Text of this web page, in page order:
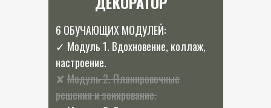
6 ОБУЧАЮЩИХ МОДУЛЕЙ:
✓ Модуль 1. Вдохновение, коллаж,
настроение.
✘Модуль 2. Планировочные
решения и зонирование.